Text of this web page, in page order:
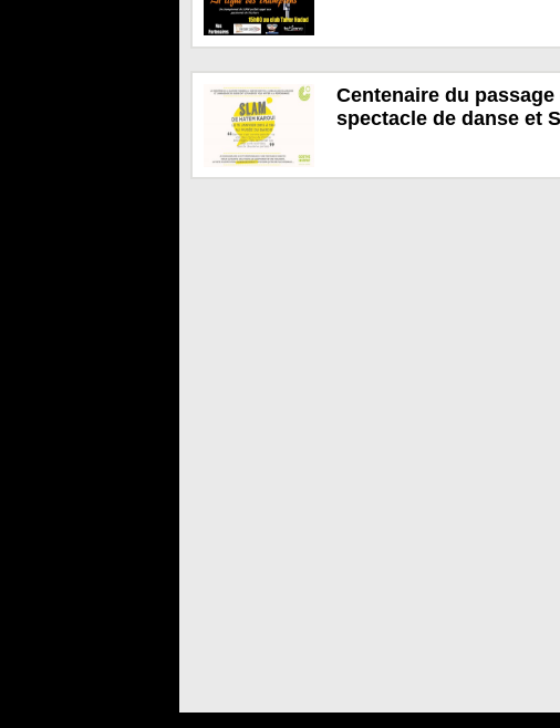
Centenaire du
spectacle de danse et